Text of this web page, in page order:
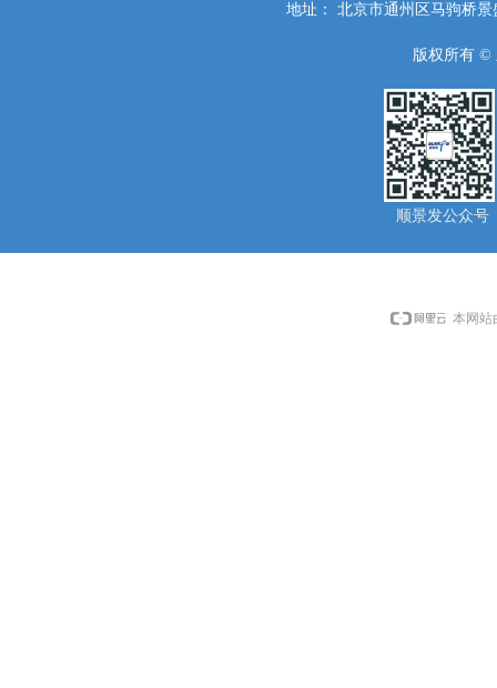
版权所有 ©
地址： 北京市通州区马驹桥
顺景发公众号
本网站